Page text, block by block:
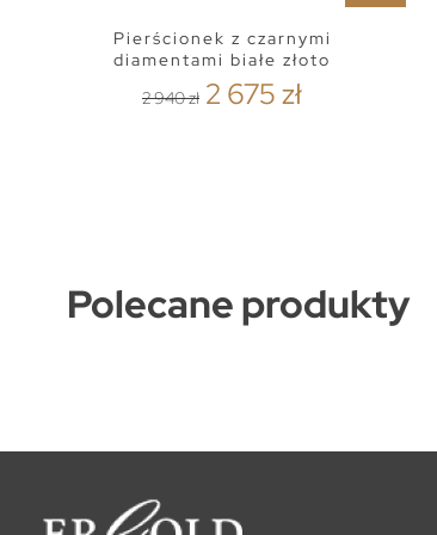
Pierścionek z czarnymi
diamentami białe złoto
2 940 zł 2 675 zł
Polecane produkty